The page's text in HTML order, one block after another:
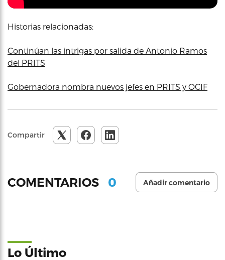
Historias relacionadas:
Continúan las intrigas por salida de Antonio Ramos
del PRITS
Gobernadora nombra nuevos jefes en PRITS y OCIF
Compartir
COMENTARIOS 0 Añadir comentario
Lo Último